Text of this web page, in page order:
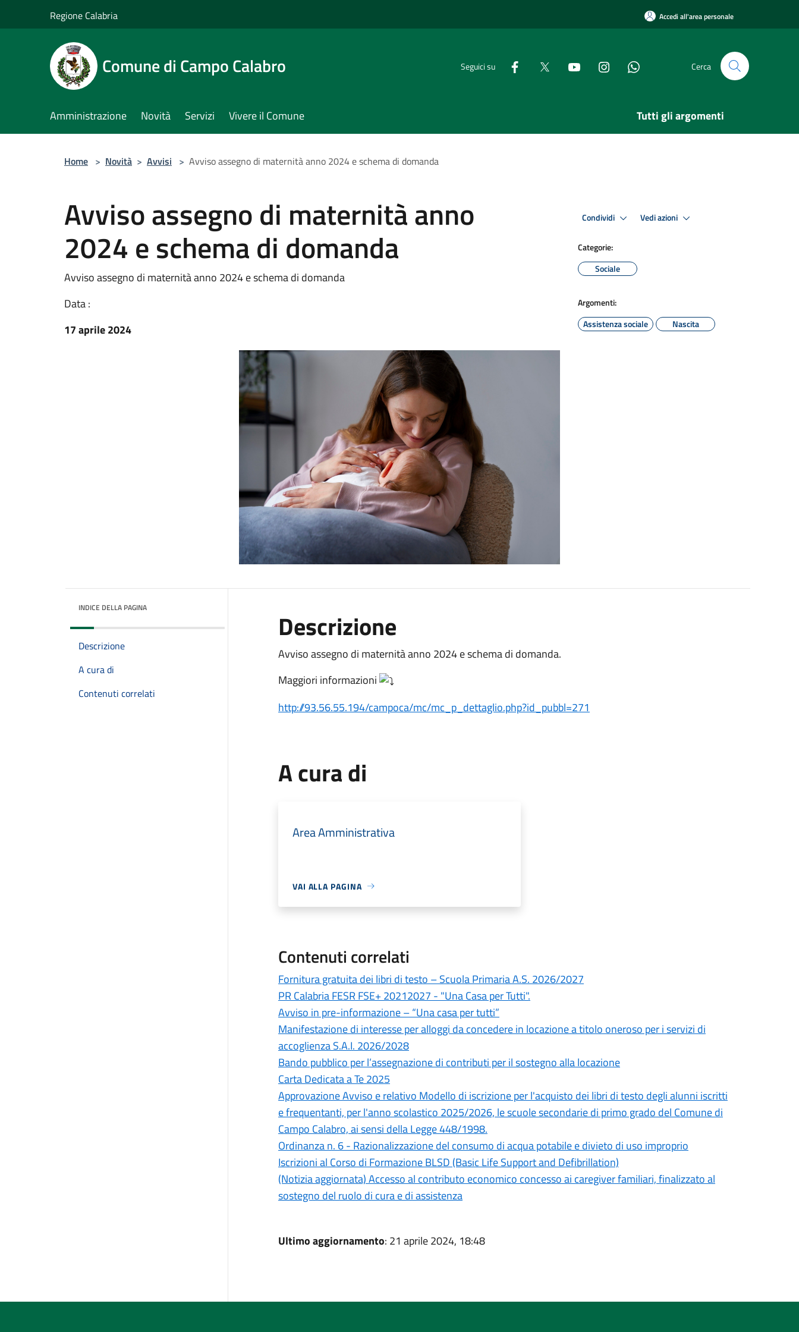
Regione Calabria Accedi all'area personale
Comune di Campo Calabro Seguici su Cerca
Amministrazione Novità Servizi Vivere il Comune Tutti gli argomenti
Home > Novità > Avvisi > Avviso assegno di maternità anno 2024 e schema di domanda
Avviso assegno di maternità anno
2024 e schema di domanda
Avviso assegno di maternità anno 2024 e schema di domanda
Data :
17 aprile 2024
Condividi Vedi azioni
Categorie:
Sociale
Argomenti:
Assistenza sociale
Nascita
INDICE DELLA PAGINA
Descrizione
A cura di
Contenuti correlati
Descrizione
Avviso assegno di maternità anno 2024 e schema di domanda.
Maggiori informazioni
http://93.56.55.194/campoca/mc/mc_p_dettaglio.php?id_pubbl=271
A cura di
Area Amministrativa
VAI ALLA PAGINA
Contenuti correlati
Fornitura gratuita dei libri di testo – Scuola Primaria A.S. 2026/2027
PR Calabria FESR FSE+ 20212027 - "Una Casa per Tutti".
Avviso in pre-informazione – “Una casa per tutti”
Manifestazione di interesse per alloggi da concedere in locazione a titolo oneroso per i servizi di
accoglienza S.A.I. 2026/2028
Bando pubblico per l’assegnazione di contributi per il sostegno alla locazione
Carta Dedicata a Te 2025
Approvazione Avviso e relativo Modello di iscrizione per l'acquisto dei libri di testo degli alunni iscritti
e frequentanti, per l'anno scolastico 2025/2026, le scuole secondarie di primo grado del Comune di
Campo Calabro, ai sensi della Legge 448/1998.
Ordinanza n. 6 - Razionalizzazione del consumo di acqua potabile e divieto di uso improprio
Iscrizioni al Corso di Formazione BLSD (Basic Life Support and Defibrillation)
(Notizia aggiornata) Accesso al contributo economico concesso ai caregiver familiari, finalizzato al
sostegno del ruolo di cura e di assistenza
Ultimo aggiornamento: 21 aprile 2024, 18:48